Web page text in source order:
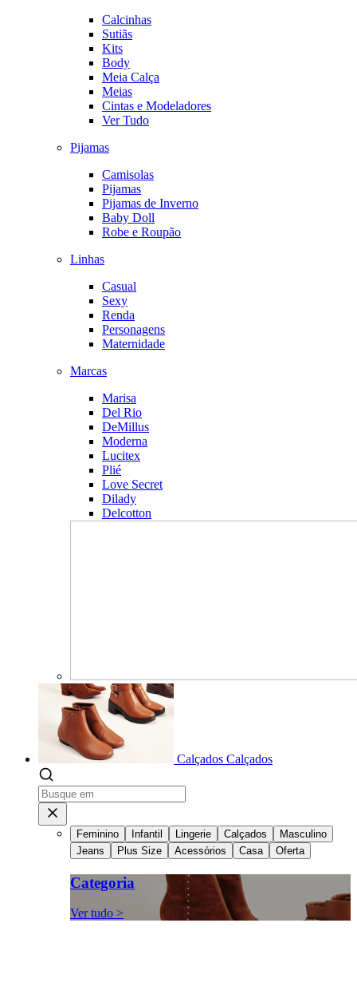
Calcinhas
Sutiãs
Kits
Body
Meia Calça
Meias
Cintas e Modeladores
Ver Tudo
Pijamas
Camisolas
Pijamas
Pijamas de Inverno
Baby Doll
Robe e Roupão
Linhas
Casual
Sexy
Renda
Personagens
Maternidade
Marcas
Marisa
Del Rio
DeMillus
Moderna
Lucitex
Plié
Love Secret
Dilady
Delcotton
Calçados Calçados
Feminino Infantil Lingerie Calçados
Masculino
Jeans
Plus Size Acessórios Casa Oferta
Categoria
Ver tudo >